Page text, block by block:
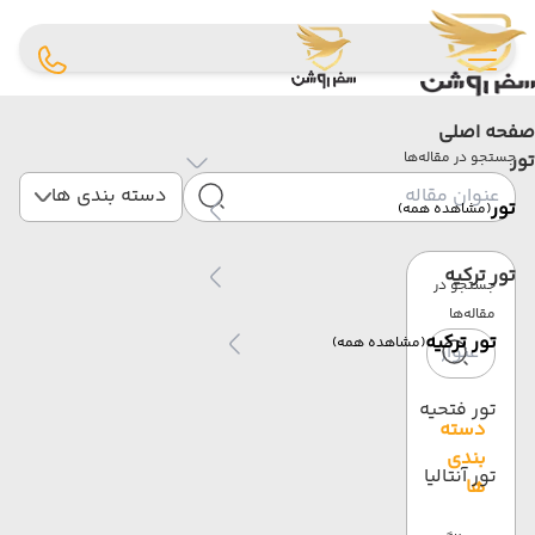
صفحه اصلی
تور
تور(مشاهده همه)
تور ترکیه
تور ترکیه(مشاهده همه)
تور فتحیه
تور آنتالیا
جستجو در مقاله‌ها
دسته بندی ها
جستجو در
مقاله‌ها
دسته
بندی
ها